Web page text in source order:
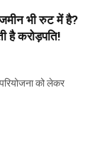
भी रुट में है?
है करोड़पति!
को लेकर